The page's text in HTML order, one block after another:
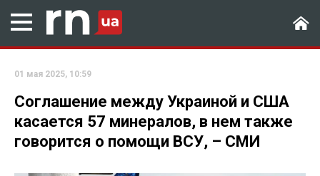
01 мая 2025, 10:59
Соглашение между Украиной и США
касается 57 минералов, в нем также
говорится о помощи ВСУ, – СМИ